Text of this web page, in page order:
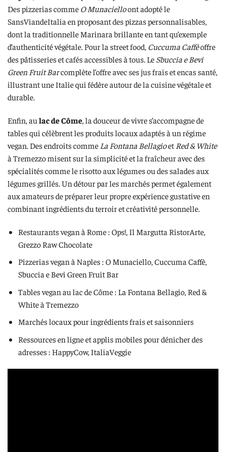
Des pizzerias comme O Munacielloont adopté le
SansViandeItalia en proposant des pizzas personnalisables,
dont la traditionnelle Marinara brillante en tant qu’exemple
d’authenticité végétale. Pour la street food, Cuccuma Caffèoffre
des pâtisseries et cafés accessibles à tous. Le Sbuccia e Bevi
Green Fruit Barcomplète l’offre avec ses jus frais et encas santé,
illustrant une Italie qui fédère autour de la cuisine végétale et
durable.
Enfin, au lac de Côme , la douceur de vivre s’accompagne de
tables qui célèbrent les produits locaux adaptés à un régime
vegan. Des endroits comme La Fontana Bellagioet Red & White
à Tremezzo misent sur la simplicité et la fraîcheur avec des
spécialités comme le risotto aux légumes ou des salades aux
légumes grillés. Un détour par les marchés permet également
aux amateurs de préparer leur propre expérience gustative en
combinant ingrédients du terroir et créativité personnelle.
Restaurants vegan à Rome : Ops!, Il Margutta RistorArte,
Grezzo Raw Chocolate
Pizzerias vegan à Naples : O Munaciello, Cuccuma Caffè,
Sbuccia e Bevi Green Fruit Bar
Tables vegan au lac de Côme : La Fontana Bellagio, Red &
White à Tremezzo
Marchés locaux pour ingrédients frais et saisonniers
Ressources en ligne et applis mobiles pour dénicher des
adresses : HappyCow, ItaliaVeggie